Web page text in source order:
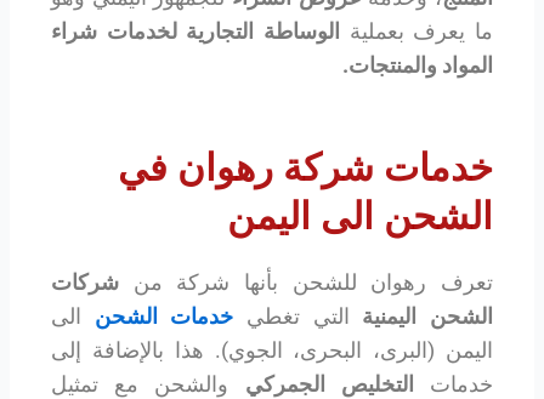
ما يعرف بعملية الوساطة التجارية لخدمات شراء
المواد والمنتجات.
خدمات شركة رهوان في
الشحن الى اليمن
تعرف رهوان للشحن بأنها شركة من شركات
الشحن اليمنية التي تغطي خدمات الشحن الى
اليمن (البرى، البحرى، الجوي). هذا بالإضافة إلى
خدمات
التخليص الجمركي والشحن مع تمثيل